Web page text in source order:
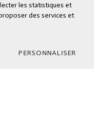
outils psychoéducatifs
les statistiques et
des services et
PERSONNALISER